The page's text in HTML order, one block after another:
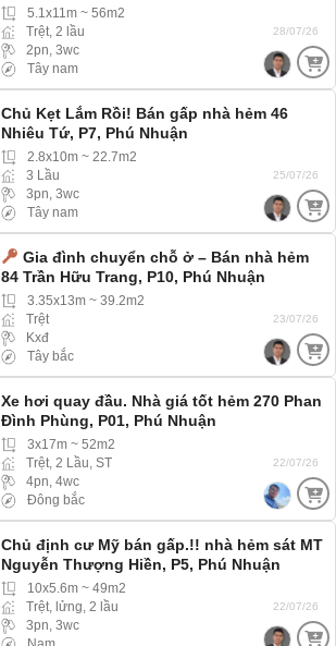
5.1x11m ~ 56m2
Trệt, 2 lầu
2pn, 3wc
Tây nam
28/07/26
Chủ Kẹt Lắm Rồi! Bán gấp nhà hẻm 46
Nhiêu Tứ, P7, Phú Nhuận
2.8x10m ~ 22.7m2
3 Lầu
3pn, 3wc
Tây nam
25/07/26
Gia đình chuyển chỗ ở – Bán nhà hẻm
84 Trần Hữu Trang, P10, Phú Nhuận
3.35x13m ~ 39.2m2
Trệt
Kxđ
Tây bắc
23/07/26
Xe hơi quay đầu. Nhà giá tốt hẻm 270 Phan
Đình Phùng, P01, Phú Nhuận
3x17m ~ 52m2
Trệt, 2 Lầu, ST
4pn, 4wc
Đông bắc
22/07/26
Chủ định cư Mỹ bán gấp.!! nhà hẻm sát MT
Nguyễn Thượng Hiền, P5, Phú Nhuận
(Phường Đức Nhuận) hẻm 3m ba gác ra
vào thoải mái
10x5.6m ~ 49m2
Trệt, lửng, 2 lầu
3pn, 3wc
22/07/26